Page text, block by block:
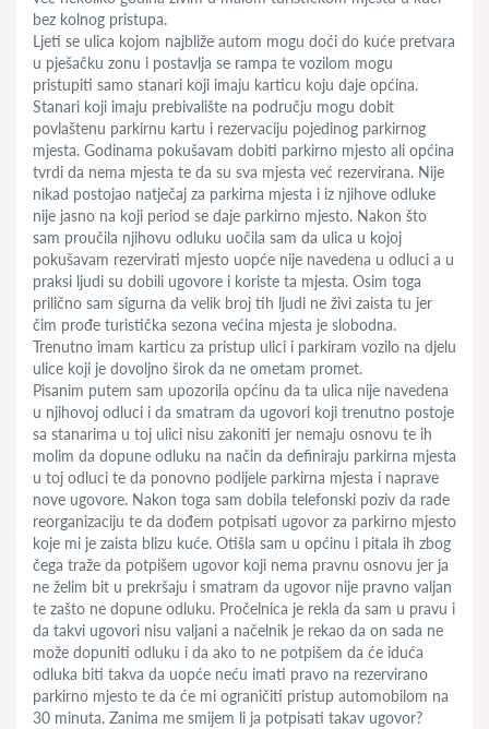
bez kolnog pristupa.
Ljeti se ulica kojom najbliže autom mogu doći do kuće pretvara
u pješačku zonu i postavlja se rampa te vozilom mogu
pristupiti samo stanari koji imaju karticu koju daje općina.
Stanari koji imaju prebivalište na području mogu dobit
povlaštenu parkirnu kartu i rezervaciju pojedinog parkirnog
mjesta. Godinama pokušavam dobiti parkirno mjesto ali općina
tvrdi da nema mjesta te da su sva mjesta već rezervirana. Nije
nikad postojao natječaj za parkirna mjesta i iz njihove odluke
nije jasno na koji period se daje parkirno mjesto. Nakon što
sam proučila njihovu odluku uočila sam da ulica u kojoj
pokušavam rezervirati mjesto uopće nije navedena u odluci a u
praksi ljudi su dobili ugovore i koriste ta mjesta. Osim toga
prilično sam sigurna da velik broj tih ljudi ne živi zaista tu jer
čim prođe turistička sezona većina mjesta je slobodna.
Trenutno imam karticu za pristup ulici i parkiram vozilo na djelu
ulice koji je dovoljno širok da ne ometam promet.
Pisanim putem sam upozorila općinu da ta ulica nije navedena
u njihovoj odluci i da smatram da ugovori koji trenutno postoje
sa stanarima u toj ulici nisu zakoniti jer nemaju osnovu te ih
molim da dopune odluku na način da definiraju parkirna mjesta
u toj odluci te da ponovno podijele parkirna mjesta i naprave
nove ugovore. Nakon toga sam dobila telefonski poziv da rade
reorganizaciju te da dođem potpisati ugovor za parkirno mjesto
koje mi je zaista blizu kuće. Otišla sam u općinu i pitala ih zbog
čega traže da potpišem ugovor koji nema pravnu osnovu jer ja
ne želim bit u prekršaju i smatram da ugovor nije pravno valjan
te zašto ne dopune odluku. Pročelnica je rekla da sam u pravu i
da takvi ugovori nisu valjani a načelnik je rekao da on sada ne
može dopuniti odluku i da ako to ne potpišem da će iduća
odluka biti takva da uopće neću imati pravo na rezervirano
parkirno mjesto te da će mi ograničiti pristup automobilom na
30 minuta. Zanima me smijem li ja potpisati takav ugovor?